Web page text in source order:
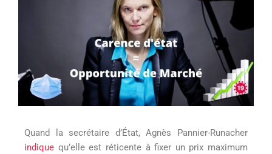
Quand la secrétaire d’État, Agnès Pannier-Runacher
indique qu’elle est réticente à fixer un prix maximum